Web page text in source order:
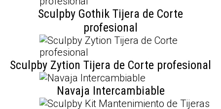
Sculpby Gothik Tijera de Corte
profesional
Sculpby Zytion Tijera de Corte profesional
Navaja Intercambiable